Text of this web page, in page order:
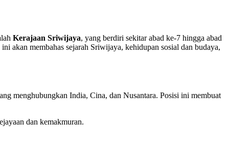
Kerajaan Sriwijaya, yang berdiri sekitar abad ke-7 hingga abad
akan membahas sejarah Sriwijaya, kehidupan sosial dan budaya,
menghubungkan India, Cina, dan Nusantara. Posisi ini membuat
dan kemakmuran.